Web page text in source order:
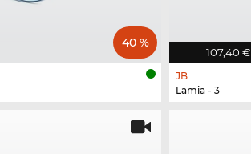
40 %
107,40 €
JB
Lamia - 3